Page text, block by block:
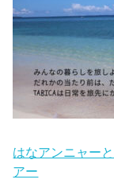
はなアンニャー
アー